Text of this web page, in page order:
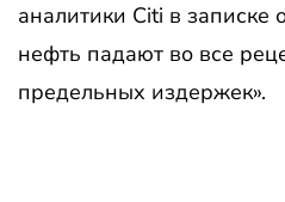
аналитики Citi в
нефть падают во все
предельных издержек».